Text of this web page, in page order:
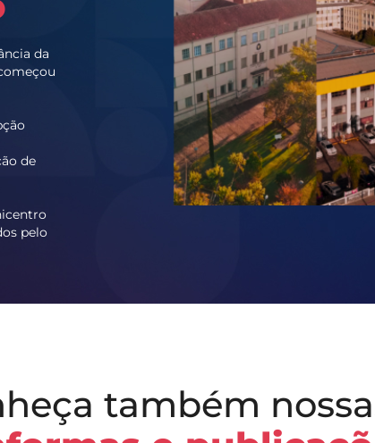
da
de
pelo
também